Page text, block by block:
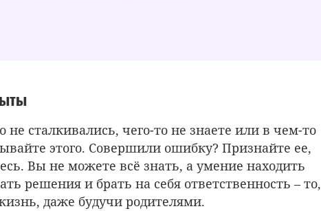
не сталкивались, чего-то не знаете или в чем-то
этого. Совершили ошибку? Признайте ее,
Вы не можете всё знать, а умение находить
решения и брать на себя ответственность – то,
даже будучи родителями.